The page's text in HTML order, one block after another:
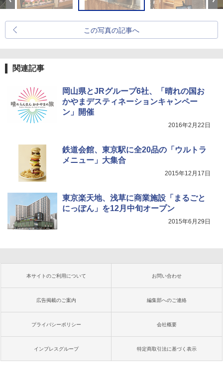
この写真の記事へ
関連記事
岡山県とJRグループ6社、「晴れの国お
かやまデスティネーションキャンペー
ン」開催
2016年2月22日
鉄道会館、東京駅に全20品の「ウルトラ
メニュー」大集合
2015年12月17日
東京楽天地、浅草に商業施設「まるごと
にっぽん」を12月中旬オープン
2015年6月29日
本サイトのご利用について お問い合わせ
広告掲載のご案内 編集部へのご連絡
プライバシーポリシー 会社概要
インプレスグループ 特定商取引法に基づく表示